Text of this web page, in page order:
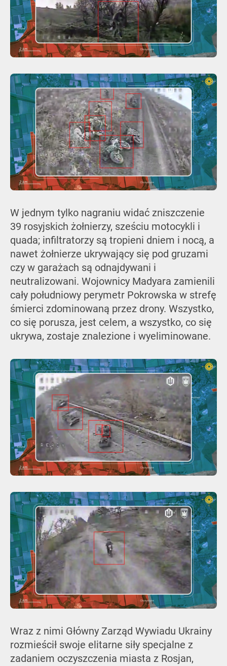
W jednym tylko nagraniu widać zniszczenie
39 rosyjskich żołnierzy, sześciu motocykli i
quada; infiltratorzy są tropieni dniem i nocą, a
nawet żołnierze ukrywający się pod gruzami
czy w garażach są odnajdywani i
neutralizowani. Wojownicy Madyara zamienili
cały południowy perymetr Pokrowska w strefę
śmierci zdominowaną przez drony. Wszystko,
co się porusza, jest celem, a wszystko, co się
ukrywa, zostaje znalezione i wyeliminowane.
Wraz z nimi Główny Zarząd Wywiadu Ukrainy
rozmieścił swoje elitarne siły specjalne z
zadaniem oczyszczenia miasta z Rosjan,